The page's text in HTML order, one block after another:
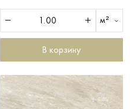
м²
В корзину